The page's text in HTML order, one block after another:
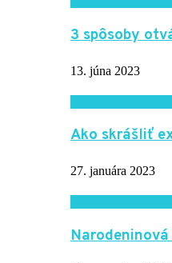
3 spôsoby
13. júna 2023
Ako skrášliť
27. januára 2023